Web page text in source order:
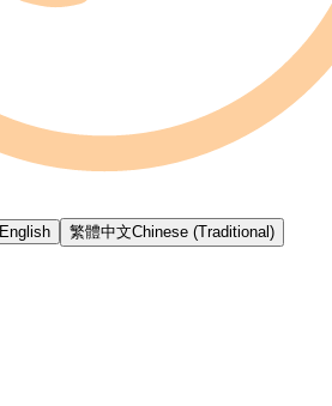
English 繁體中文Chinese (Traditional)